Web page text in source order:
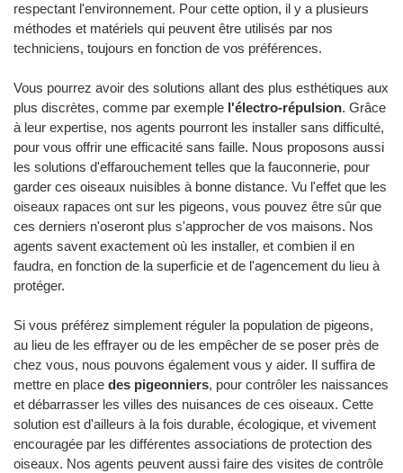
respectant l'environnement. Pour cette option, il y a plusieurs
méthodes et matériels qui peuvent être utilisés par nos
techniciens, toujours en fonction de vos préférences.
Vous pourrez avoir des solutions allant des plus esthétiques aux
plus discrètes, comme par exemple l'électro-répulsion. Grâce
à leur expertise, nos agents pourront les installer sans difficulté,
pour vous offrir une efficacité sans faille. Nous proposons aussi
les solutions d'effarouchement telles que la fauconnerie, pour
garder ces oiseaux nuisibles à bonne distance. Vu l'effet que les
oiseaux rapaces ont sur les pigeons, vous pouvez être sûr que
ces derniers n'oseront plus s'approcher de vos maisons. Nos
agents savent exactement où les installer, et combien il en
faudra, en fonction de la superficie et de l'agencement du lieu à
protéger.
Si vous préférez simplement réguler la population de pigeons,
au lieu de les effrayer ou de les empêcher de se poser près de
chez vous, nous pouvons également vous y aider. Il suffira de
mettre en place des pigeonniers, pour contrôler les naissances
et débarrasser les villes des nuisances de ces oiseaux. Cette
solution est d'ailleurs à la fois durable, écologique, et vivement
encouragée par les différentes associations de protection des
oiseaux. Nos agents peuvent aussi faire des visites de contrôle